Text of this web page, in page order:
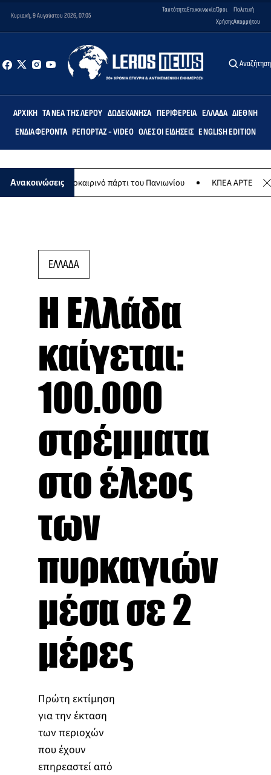
Κυριακή, 9 Αυγούστου 2026, 07:05
ΤαυτότηταΕπικοινωνίαΌροι
Χρήσης
Πολιτική
Απορρήτου
Αναζήτηση
ΑΡΧΙΚΉ ΤΑ ΝΈΑ ΤΗΣ ΛΈΡΟΥ ΔΩΔΕΚΆΝΗΣΑ ΠΕΡΙΦΈΡΕΙΑ ΕΛΛΆΔΑ ΔΙΕΘΝΉ
ΕΝΔΙΑΦΈΡΟΝΤΑ ΡΕΠΟΡΤΆΖ - VIDEO ΌΛΕΣ ΟΙ ΕΙΔΉΣΕΙΣ ENGLISH EDITION
Ανακοινώσεις
το καλοκαιρινό πάρτι του Πανιωνίου ΚΠΕΑ ΑΡΤΕΜΙΣ: Το
ΕΛΛΑΔΑ
Η Ελλάδα
καίγεται:
100.000
στρέμματα
στο έλεος
των
πυρκαγιών
μέσα σε 2
μέρες
Πρώτη εκτίμηση
για την έκταση
των περιοχών
που έχουν
επηρεαστεί από